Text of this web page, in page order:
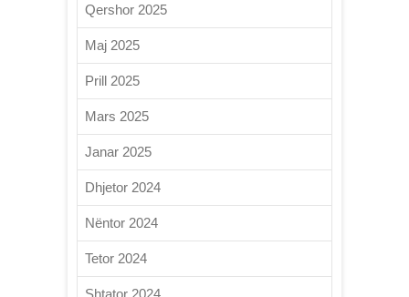
Qershor 2025
Maj 2025
Prill 2025
Mars 2025
Janar 2025
Dhjetor 2024
Nëntor 2024
Tetor 2024
Shtator 2024